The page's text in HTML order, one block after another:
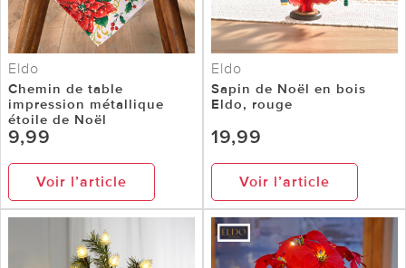
Eldo
Chemin de table
impression métallique
étoile de Noël
9,99
Voir l’article
Eldo
Sapin de Noël en bois
Eldo, rouge
19,99
Voir l’article